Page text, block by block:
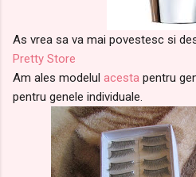
As vrea sa va mai povestesc si
Pretty Store
Am ales modelul acesta pentru
pentru genele individuale.